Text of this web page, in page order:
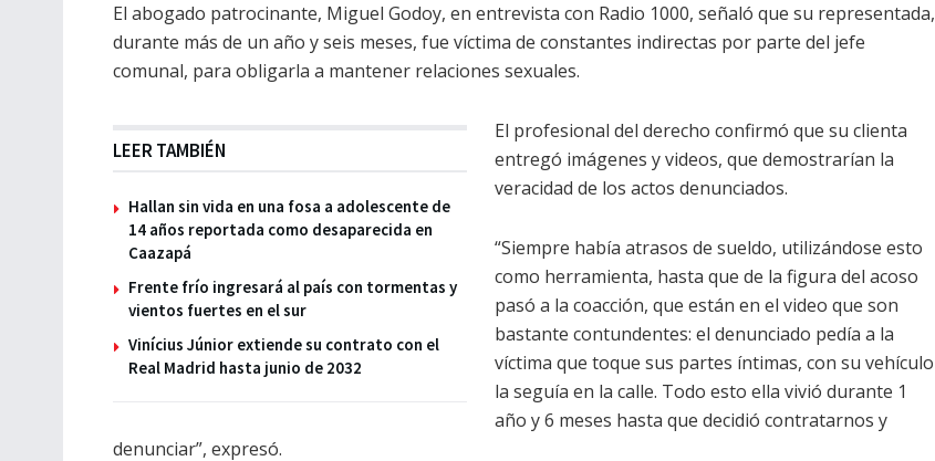
El abogado patrocinante, Miguel Godoy, en entrevista con Radio 1000, señaló que su representada,
durante más de un año y seis meses, fue víctima de constantes indirectas por parte del jefe
comunal, para obligarla a mantener relaciones sexuales.
LEER TAMBIÉN
Hallan sin vida en una fosa a adolescente de
14 años reportada como desaparecida en
Caazapá
Frente frío ingresará al país con tormentas y
vientos fuertes en el sur
Vinícius Júnior extiende su contrato con el
Real Madrid hasta junio de 2032
El profesional del derecho confirmó que su clienta
entregó imágenes y videos, que demostrarían la
veracidad de los actos denunciados.
“Siempre había atrasos de sueldo, utilizándose esto
como herramienta, hasta que de la figura del acoso
pasó a la coacción, que están en el video que son
bastante contundentes: el denunciado pedía a la
víctima que toque sus partes íntimas, con su vehículo
la seguía en la calle. Todo esto ella vivió durante 1
año y 6 meses hasta que decidió contratarnos y
denunciar”, expresó.